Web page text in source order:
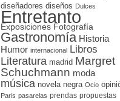
diseñadores diseños Dulces
Entretanto
Exposiciones Fotografía
Gastronomía Historia
Humor internacional Libros
Literatura madrid Margret
Schuchmann moda
música novela negra Ocio
Paris pasarelas prendas propuestas